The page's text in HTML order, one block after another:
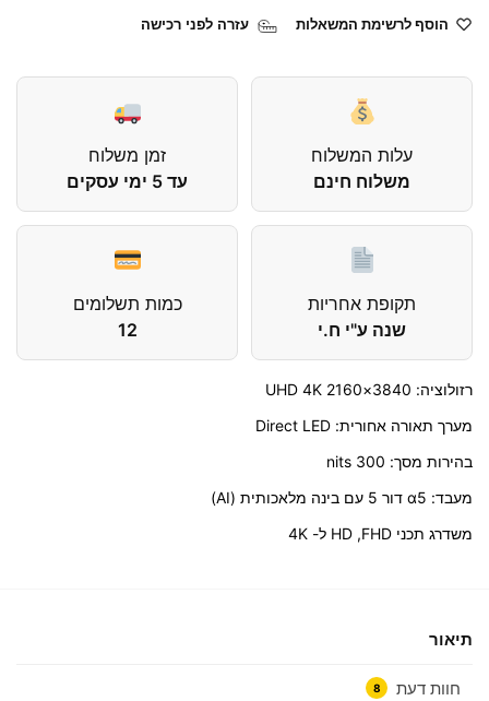
הוסף לרשימת המשאלות עזרה לפני רכישה
עלות המשלוח
משלוח חינם
זמן משלוח
עד 5 ימי עסקים
תקופת אחריות
שנה ע"י ח.י
כמות תשלומים
12
רזולוציה: 3840×2160 UHD 4K
מערך תאורה אחורית: Direct LED
בהירות מסך: nits 300
מעבד: α5 דור 5 עם בינה מלאכותית (AI)
משדרג תכני HD ,FHD ל- 4K
תיאור
חוות דעת 8